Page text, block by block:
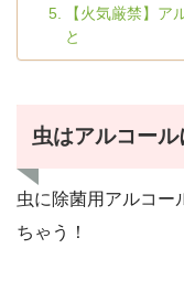
【火気厳禁】ア
と
虫はアルコール
虫に除菌用アルコー
ちゃう！